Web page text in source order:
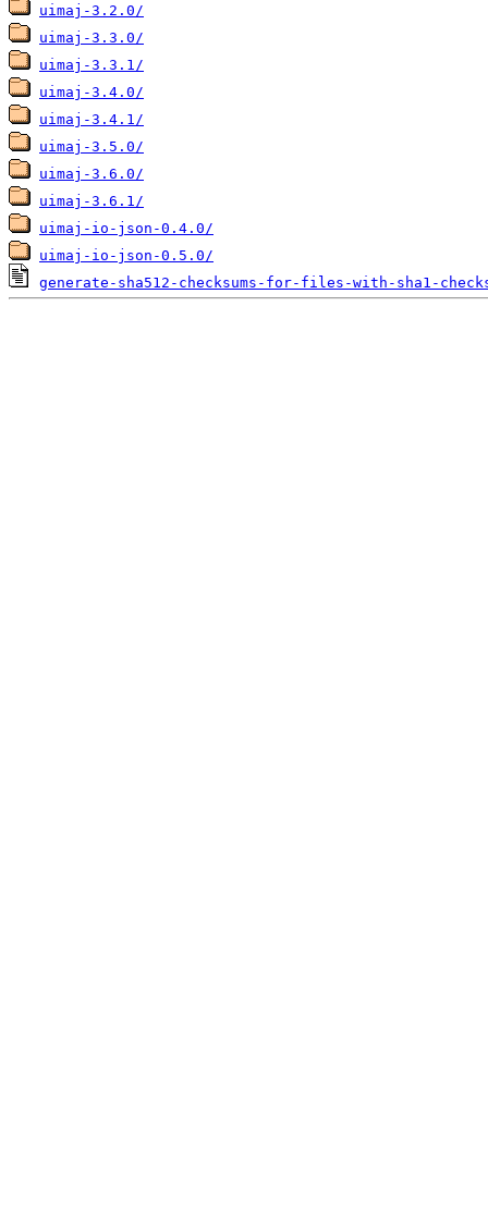
uimaj-3.2.0/
uimaj-3.3.0/
uimaj-3.3.1/
uimaj-3.4.0/
uimaj-3.4.1/
uimaj-3.5.0/
uimaj-3.6.0/
uimaj-3.6.1/
uimaj-io-json-0.4.0/
uimaj-io-json-0.5.0/
generate-sha512-checksums-for-files-with-sha1-